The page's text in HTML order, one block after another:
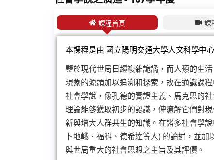
課程首頁 課
本課程是由 國立陽明交通大學人文科學中心
鑒於現代世局日趨複雜詭譎，而人類的生
現象的源頭加以追溯和探索，故在通識課
社會學說，像孔德的實證主義、馬克思的
理論能够獲取初步的認識，俾瞭解它們對
新與增大人群共生的知識。在諸多社會學
卜地峨、福科、德希達等人) 的論述，並
與世局重大的社會思想之主旨及其評價。